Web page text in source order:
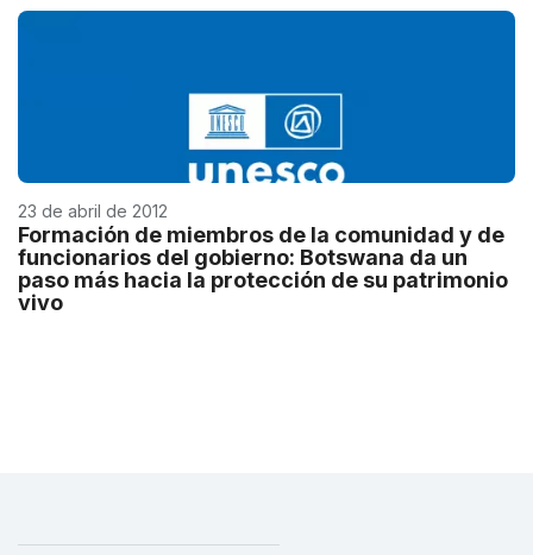
23 de abril de 2012
Formación de miembros de la comunidad y de
funcionarios del gobierno: Botswana da un
paso más hacia la protección de su patrimonio
vivo